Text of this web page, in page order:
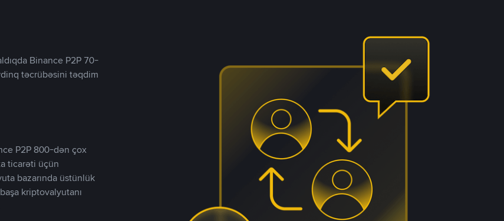
Binance P2P 70-
təcrübəsini təqdim
P2P 800-dən çox
ticarəti üçün
bazarında üstünlük
kriptovalyutanı